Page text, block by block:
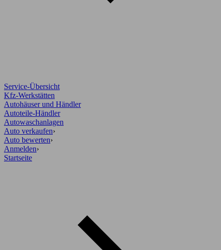
Service-Übersicht
Kfz-Werkstätten
Autohäuser und Händler
Autoteile-Händler
Autowaschanlagen
Auto verkaufen›
Auto bewerten›
Anmelden›
Startseite